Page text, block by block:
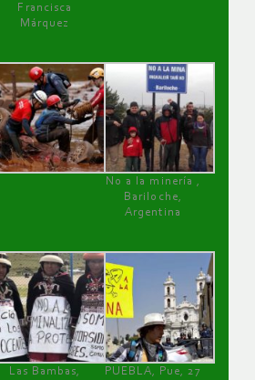
Francisca
Márquez
No a la minería ,
Bariloche,
Argentina
Las Bambas,
PUEBLA, Pue, 27